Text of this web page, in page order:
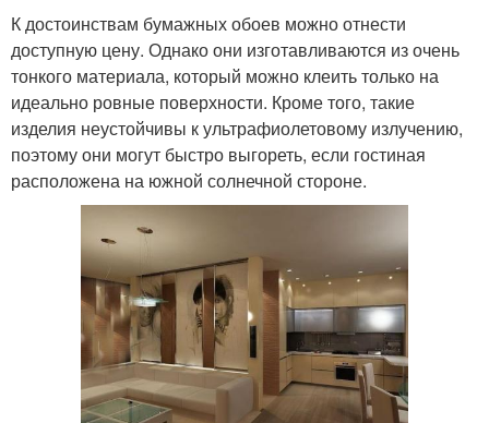
К достоинствам бумажных обоев можно отнести
доступную цену. Однако они изготавливаются из очень
тонкого материала, который можно клеить только на
идеально ровные поверхности. Кроме того, такие
изделия неустойчивы к ультрафиолетовому излучению,
поэтому они могут быстро выгореть, если гостиная
расположена на южной солнечной стороне.